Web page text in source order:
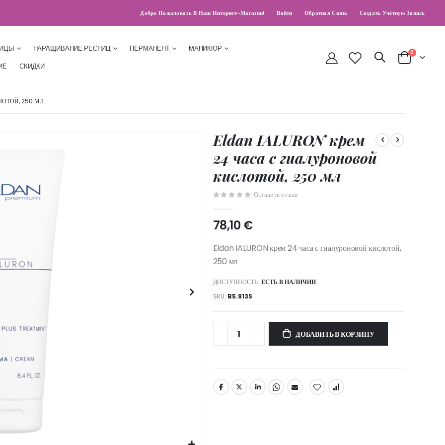
Добро Пожаловать В Наш Интернет-Магазин! Войти Обратная Связь Создать Учётную Запись
НАРАЩИВАНИЕ РЕСНИЦ ПЕРМАНЕНТ
МАНИКЮР
СКИДКИ Cart
0позиции
250 МЛ
Eldan IALURON крем
24 часа с гиалуроновой
кислотой, 250 мл
Оставить отзыв
78,10 €
Eldan IALURON крем 24 часа с гиалуроновой кислотой,
250 мл
ДОСТУПНОСТЬ: ЕСТЬ В НАЛИЧИИ
SKU B5.913S
ДОБАВИТЬ В КОРЗИНУ